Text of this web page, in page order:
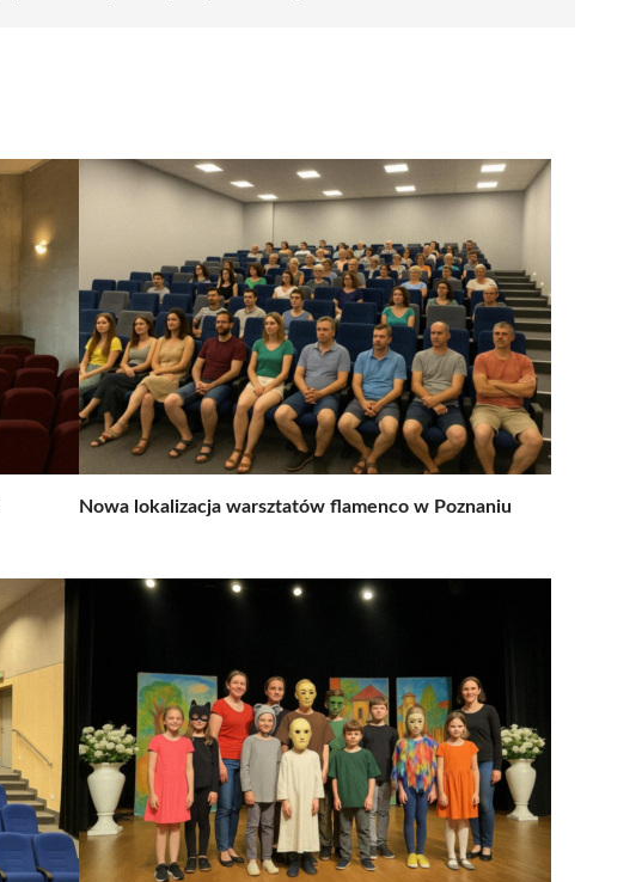
Nowa lokalizacja warsztatów flamenco w Poznaniu